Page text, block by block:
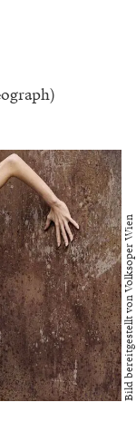
Bild bereitgestellt von Volksoper Wien